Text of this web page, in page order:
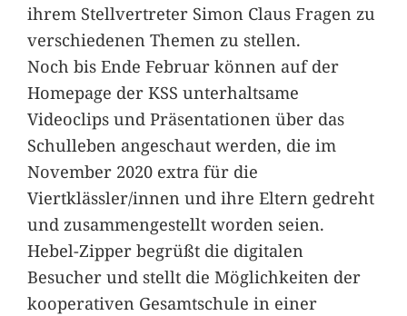
ihrem Stellvertreter Simon Claus Fragen zu
verschiedenen Themen zu stellen.
Noch bis Ende Februar können auf der
Homepage der KSS unterhaltsame
Videoclips und Präsentationen über das
Schulleben angeschaut werden, die im
November 2020 extra für die
Viertklässler/innen und ihre Eltern gedreht
und zusammengestellt worden seien.
Hebel-Zipper begrüßt die digitalen
Besucher und stellt die Möglichkeiten der
kooperativen Gesamtschule in einer